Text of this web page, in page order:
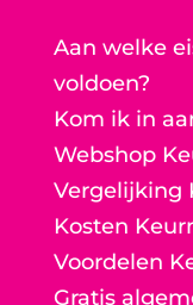
Aan welke
voldoen?
Kom ik in
Webshop
Vergelijking
Kosten
Voordelen
Gratis